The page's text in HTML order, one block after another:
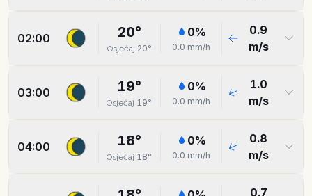
02:00 20°
Osjećaj 20°
0%
0.0 mm/h
0.9
m/s
03:00 19°
Osjećaj 19°
0%
0.0 mm/h
1.0
m/s
04:00 18°
Osjećaj 18°
0%
0.0 mm/h
0.8
m/s
0.7